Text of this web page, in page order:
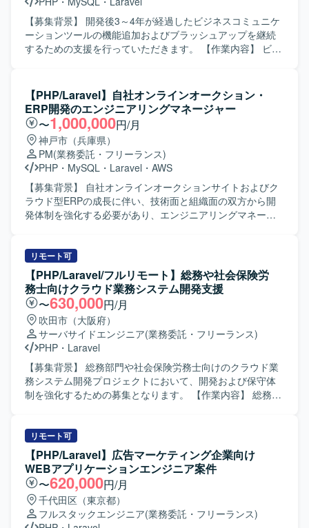
【募集背景】 開発後3～4年が経過したビジネスコミュニケ
ーションツールの機能追加およびブラッシュアップを継続
するための支援を行っていただきます。 【作業内容】 ビジ
基本設計からテストまで一貫してご担当いただきます。既
存機能の改善や追加開発を行い、ベンチマークを重視しな
がら機能よりも速度を落とさないようパフォーマンスを意
識した開発を行っていただきます。また、週1回のミーティ
ングで開発要望の優先度を決定し、それに基づいて実装・
改修を進めていただきます。 【求める人物像】 Webアプ
リ・ネイティブアプリ双方の特性を理解し、フロントエン
ドからバックエンド、DBまで一貫した開発に主体的に取り
組んでいただける方を求めています。既存システムのブラ
ッシュアップにおいて、速度やパフォーマンスを意識した
取って開発を推進できる方が望ましいです。 【ポジション
の魅力】 チャット、タスク管理、資料管理など多機能なビ
ジネスコミュニケーションツールの開発に携わることで、
Webアプリとネイティブアプリ双方の知見を深めることが
できます。フロントエンドからバックエンド、DBまで一貫
して担当することで、フルスタックなスキルセットを磨く
ことができます。性能改善やベンチマークを重視した開発
を通じて、高トラフィックなサービス運用に必要な経験も
身につけることができます。 【開発環境】 PHP / Laravel、
React、React Native、Docker、MySQLを用いたWebアプ
リおよびネイティブアプリの開発環境です。
【PHP/Laravel】自社オンラインオークション・
ERP開発のエンジニアリングマネージャー
〜1,000,000円/月
神戸市（兵庫県）
PM(業務委託・フリーランス)
PHP ・ MySQL ・ Laravel ・ AWS
【募集背景】 自社オンラインオークションサイトおよびク
ラウド型ERPの成長に伴い、技術面と組織面の双方から開
発体制を強化する必要があり、エンジニアリングマネージ
の設計・実装をご担当いただきます。 エンジニアリングマ
ネージャーとしてメンバーのマネジメント、技術指導、評
価体制の構築を行っていただきます。 プロダクトオーナー
と連携し、要件定義、技術選定、中長期的な技術ロードマ
ップの策定を実施していただきます。 AWSを用いたインフ
ラ設計構築やCI/CDなどの開発基盤の整備と継続的な改善を
推進していただきます。 【求める人物像】 大規模開発の知
見を組織づくりと技術面の双方に還元しながら、事業成長
と開発組織のスケールアップに主体的に取り組んでいただ
ける方を求めております。 【ポジションの魅力】 自社サー
ビスの成長フェーズにおいて、技術選定から組織体制の構
ドERPといった事業インパクトの大きいプロダクトに長期
的に関わることができます。 【開発環境】 言語・フレーム
ワークはPHP（Laravel）、データベースはMySQL、インフ
ラはAWSを利用しております。 GitHubやDockerを用いた開
発環境のもと、アジャイル（スクラム）開発を行っており
ます。 CI/CDパイプラインについては継続的な整備・改善
を進めております。
リモート可
【PHP/Laravel/フルリモート】総務や社会保険労
務士向けクラウド業務システム開発支援
〜630,000円/月
吹田市（大阪府）
サーバサイドエンジニア(業務委託・フリーランス)
PHP ・ Laravel
【募集背景】 総務部門や社会保険労務士向けのクラウド業
務システム開発プロジェクトにおいて、開発および保守体
制を強化するための募集となります。 【作業内容】 総務や
一連の工程をご担当いただきます。 担当案件の進行に伴う
タスク整理や仕様調整、開発メンバーとの連携を行いなが
ら、システムの品質向上と機能拡充を進めていただきま
す。 【求める人物像】 要件定義や基本設計など上流工程を
主体的に推進できる方を求めています。 SE、PG、管理と
いった役割を状況に応じて柔軟に切り替えながら、チーム
メンバーと協調して開発を進められる方を歓迎いたしま
リモート可
【PHP/Laravel】広告マーケティング企業向け
WEBアプリケーションエンジニア案件
〜620,000円/月
千代田区（東京都）
フルスタックエンジニア(業務委託・フリーランス)